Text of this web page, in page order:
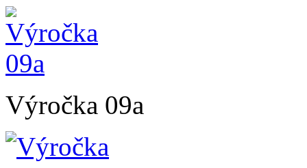
Výročka 09a